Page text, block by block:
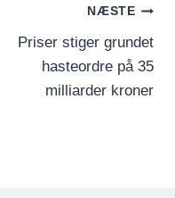
NÆSTE
Priser stiger grundet
hasteordre på 35
milliarder kroner